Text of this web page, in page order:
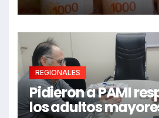
REGIONALES
Pidieron a PAMI
los adultos